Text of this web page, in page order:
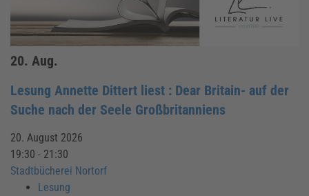
20. Aug.
Lesung Annette Dittert liest : Dear Britain- auf der
Suche nach der Seele Großbritanniens
20. August 2026
19:30 - 21:30
Stadtbücherei Nortorf
Lesung